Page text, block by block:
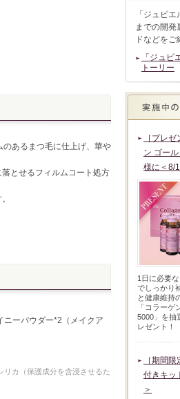
あるまつ毛に仕上げ、華や
とせるフィルムコート処方
ニーパウダー*2（メイクア
リカ（保護成分を含浸させるた
「ジュピ
までの開発
ドなどをご
「ジュピ
トーリー
［プレ
ン ゴー
様に＜8/
1日に必要
でしっかり
と健康維持
「コラーゲ
5000」を抽
レゼント！
［期間
付きキッ
＞